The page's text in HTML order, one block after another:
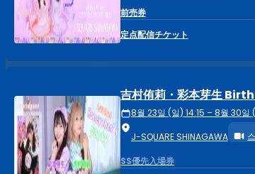
前売券
定点配信チケット
吉村侑莉・彩本芽生
8월 23일 (일) 14:15 – 8월 30일
J-SQUARE SHINAGAWA
SS優先入場券